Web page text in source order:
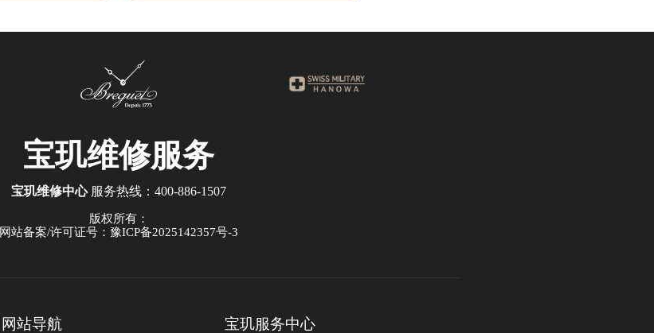
宝玑维修服务
宝玑维修中心 服务热线： 400-886-1507
版权所有：
网站备案/许可证号：豫ICP备2025142357号-3
网站导航 宝玑服务中心